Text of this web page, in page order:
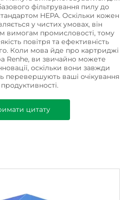
фільтрування пилу до
HEPA. Оскільки кожен
у чистих умовах, він
вимогам промисловості, тому
повітря та ефективність
Коли мова йде про картриджі
Renhe, ви звичайно можете
оскільки вони завжди
перевершують ваші очікування
цитату